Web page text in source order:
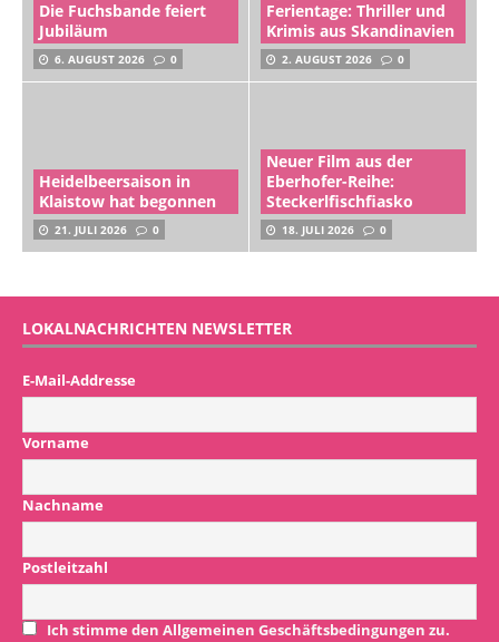
Die Fuchsbande feiert
Jubiläum
6. AUGUST 2026 0
Ferientage: Thriller und
Krimis aus Skandinavien
2. AUGUST 2026 0
Heidelbeersaison in
Klaistow hat begonnen
21. JULI 2026 0
Neuer Film aus der
Eberhofer-Reihe:
Steckerlfischfiasko
18. JULI 2026 0
LOKALNACHRICHTEN NEWSLETTER
E-Mail-Addresse
Vorname
Nachname
Postleitzahl
Ich stimme den Allgemeinen Geschäftsbedingungen zu.